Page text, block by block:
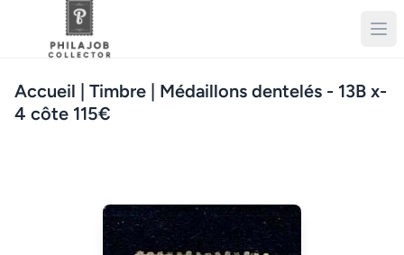
Accueil | Timbre | Médaillons dentelés - 13B x-
4 côte 115€